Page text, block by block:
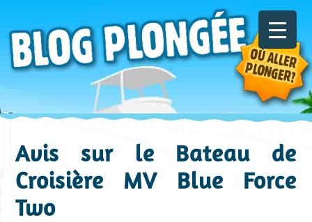
Avis sur le Bateau de
Croisière MV Blue Force
Two